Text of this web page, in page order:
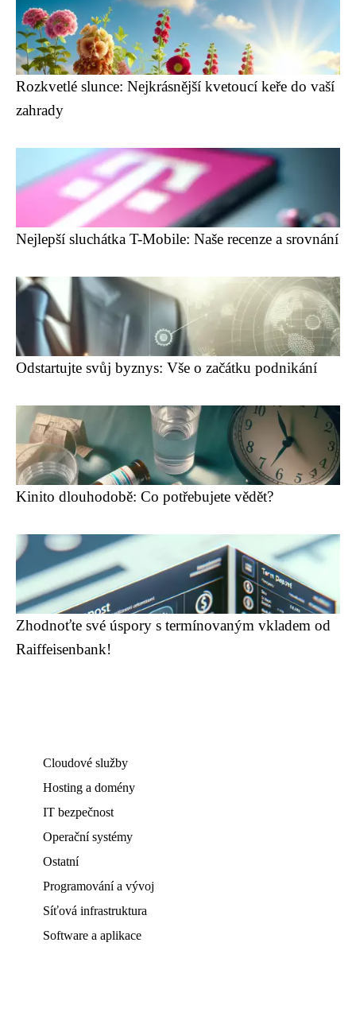
Rozkvetlé slunce: Nejkrásnější kvetoucí keře do vaší
zahrady
Nejlepší sluchátka T-Mobile: Naše recenze a srovnání
Odstartujte svůj byznys: Vše o začátku podnikání
Kinito dlouhodobě: Co potřebujete vědět?
Zhodnoťte své úspory s termínovaným vkladem od
Raiffeisenbank!
Cloudové služby
Hosting a domény
IT bezpečnost
Operační systémy
Ostatní
Programování a vývoj
Síťová infrastruktura
Software a aplikace